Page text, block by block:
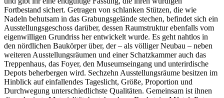
Fortbestand sichert. Getragen von schlanken Stützen, die wie
Nadeln behutsam in das Grabungsgelände stechen, befindet sich ein
Ausstellungsgeschoss darüber, dessen Raumstruktur ebenfalls vom
eigenwilligen Grundriss her entwickelt wurde. Es geht nahtlos in
den nördlichen Baukörper über, der – als völliger Neubau – neben
weiteren Ausstellungsräumen und einer Schatzkammer auch das
Treppenhaus, das Foyer, den Museumseingang und unterirdische
Depots beherbergen wird. Sechzehn Ausstellungsräume besitzen im
Hinblick auf einfallendes Tageslicht, Größe, Proportion und
Durchwegung unterschiedlichste Qualitäten. Gemeinsam ist ihnen